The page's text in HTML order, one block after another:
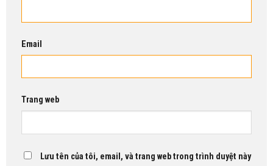
Email
Trang web
Lưu tên của tôi, email, và trang web trong trình duyệt này